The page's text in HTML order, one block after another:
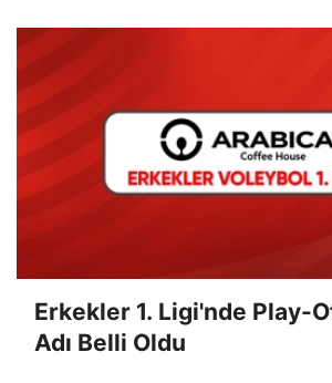
Erkekler 1. Ligi'nde Play-
Adı Belli Oldu